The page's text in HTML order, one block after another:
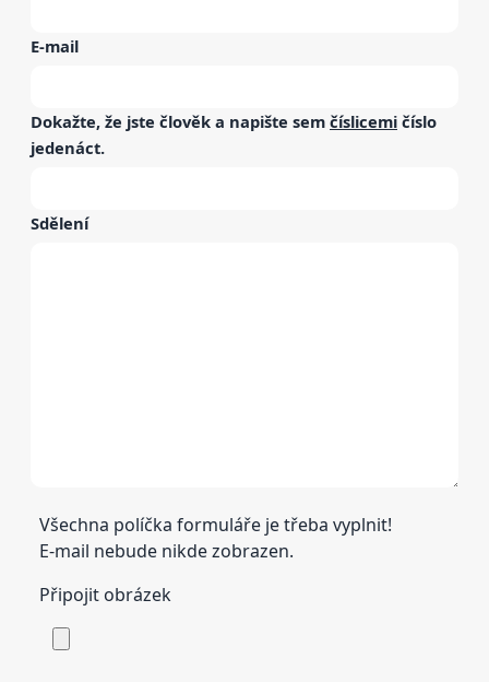
E-mail
Dokažte, že jste člověk a napište sem číslicemi číslo
jedenáct.
Sdělení
Všechna políčka formuláře je třeba vyplnit!
E-mail nebude nikde zobrazen.
Připojit obrázek